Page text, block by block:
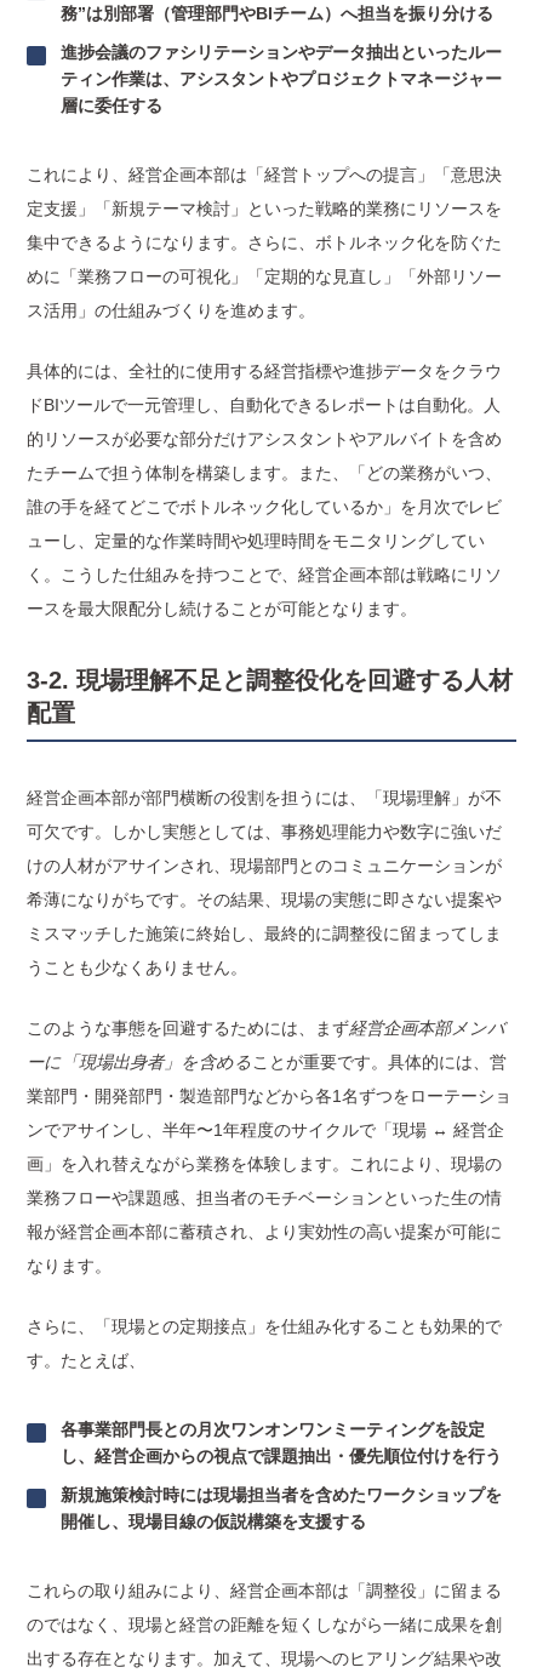
務”は別部署（管理部門やBIチーム）へ担当を振り分ける
進捗会議のファシリテーションやデータ抽出といったルー
ティン作業は、アシスタントやプロジェクトマネージャー
層に委任する
これにより、経営企画本部は「経営トップへの提言」「意思決
定支援」「新規テーマ検討」といった戦略的業務にリソースを
集中できるようになります。さらに、ボトルネック化を防ぐた
めに「業務フローの可視化」「定期的な見直し」「外部リソー
ス活用」の仕組みづくりを進めます。
具体的には、全社的に使用する経営指標や進捗データをクラウ
ドBIツールで一元管理し、自動化できるレポートは自動化。人
的リソースが必要な部分だけアシスタントやアルバイトを含め
たチームで担う体制を構築します。また、「どの業務がいつ、
誰の手を経てどこでボトルネック化しているか」を月次でレビ
ューし、定量的な作業時間や処理時間をモニタリングしてい
く。こうした仕組みを持つことで、経営企画本部は戦略にリソ
ースを最大限配分し続けることが可能となります。
3-2. 現場理解不足と調整役化を回避する人材
配置
経営企画本部が部門横断の役割を担うには、「現場理解」が不
可欠です。しかし実態としては、事務処理能力や数字に強いだ
けの人材がアサインされ、現場部門とのコミュニケーションが
希薄になりがちです。その結果、現場の実態に即さない提案や
ミスマッチした施策に終始し、最終的に調整役に留まってしま
うことも少なくありません。
このような事態を回避するためには、まず経営企画本部メンバ
ーに「現場出身者」を含める ことが重要です。具体的には、営
業部門・開発部門・製造部門などから各1名ずつをローテーショ
ンでアサインし、半年〜1年程度のサイクルで「現場 ↔ 経営企
画」を入れ替えながら業務を体験します。これにより、現場の
業務フローや課題感、担当者のモチベーションといった生の情
報が経営企画本部に蓄積され、より実効性の高い提案が可能に
なります。
さらに、「現場との定期接点」を仕組み化することも効果的で
す。たとえば、
各事業部門長との月次ワンオンワンミーティングを設定
し、経営企画からの視点で課題抽出・優先順位付けを行う
新規施策検討時には現場担当者を含めたワークショップを
開催し、現場目線の仮説構築を支援する
これらの取り組みにより、経営企画本部は「調整役」に留まる
のではなく、現場と経営の距離を短くしながら一緒に成果を創
出する存在となります。加えて、現場へのヒアリング結果や改